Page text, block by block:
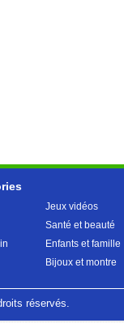
Jeux vidéos
Santé et beauté
Enfants et famille
Bijoux et montre
réservés.